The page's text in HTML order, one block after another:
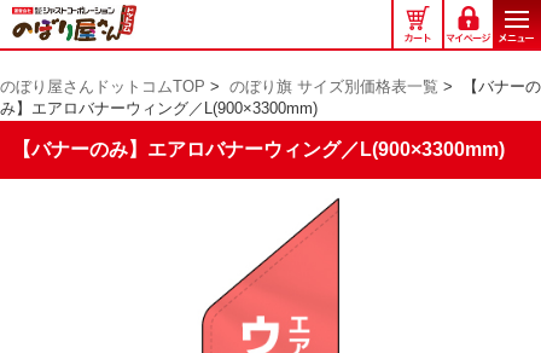
の
ぼ
屋
さ
のぼり屋さんドットコムTOP > のぼり旗 サイズ別価格表一覧 >
【バナーの
み】エアロバナーウィング／L(900×3300mm)
【バナーのみ】エアロバナーウィング／L(900×3300mm)